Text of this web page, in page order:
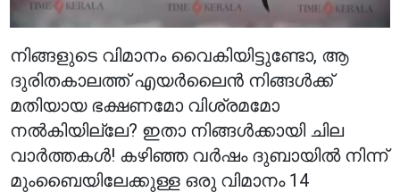
നിങ്ങളുടെ വിമാനം വൈകിയിട്ടുണ്ടോ, ആ
ദുരിതകാലത്ത് എയർലൈൻ നിങ്ങൾക്ക്
മതിയായ ഭക്ഷണമോ വിശ്രമമോ
നൽകിയില്ലേ? ഇതാ നിങ്ങൾക്കായി ചില
വാർത്തകൾ! കഴിഞ്ഞ വർഷം ദുബായിൽ നിന്ന്
മുംബൈയിലേക്കുള്ള ഒരു വിമാനം 14